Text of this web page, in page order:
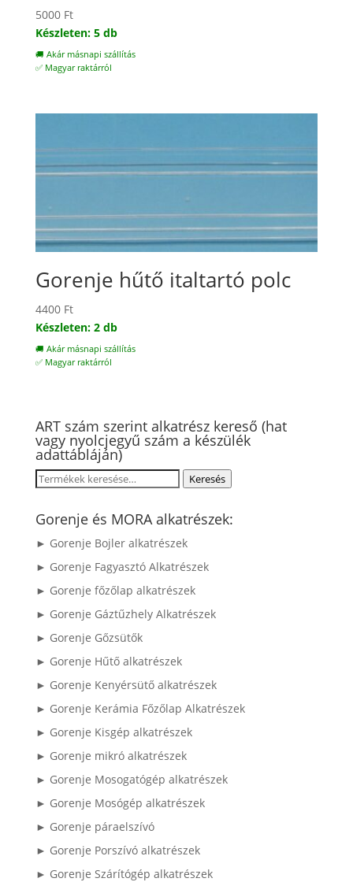
5000 Ft
Készleten: 5 db
🚚 Akár másnapi szállítás
✅ Magyar raktárról
Gorenje hűtő italtartó polc
4400 Ft
Készleten: 2 db
🚚 Akár másnapi szállítás
✅ Magyar raktárról
ART szám szerint alkatrész kereső (hat
vagy nyolcjegyű szám a készülék
adattábláján)
Keresés
következőre:
Keresés
Gorenje és MORA alkatrészek:
► Gorenje Bojler alkatrészek
► Gorenje Fagyasztó Alkatrészek
► Gorenje főzőlap alkatrészek
► Gorenje Gáztűzhely Alkatrészek
► Gorenje Gőzsütők
► Gorenje Hűtő alkatrészek
► Gorenje Kenyérsütő alkatrészek
► Gorenje Kerámia Főzőlap Alkatrészek
► Gorenje Kisgép alkatrészek
► Gorenje mikró alkatrészek
► Gorenje Mosogatógép alkatrészek
► Gorenje Mosógép alkatrészek
► Gorenje páraelszívó
► Gorenje Porszívó alkatrészek
► Gorenje Szárítógép alkatrészek